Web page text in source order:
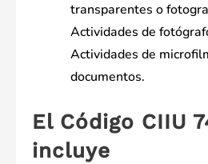
transparentes o
Actividades de
Actividades de
documentos.
El Código CIIU
incluye